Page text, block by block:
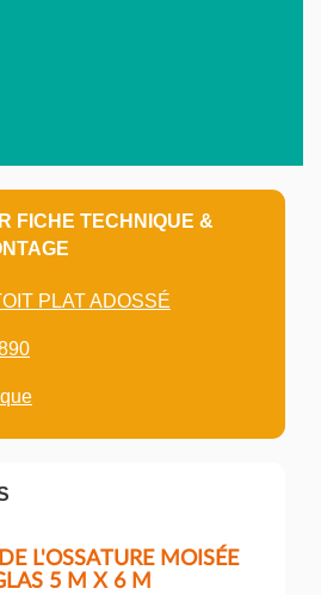
FICHE TECHNIQUE &
PLAT ADOSSÉ
L'OSSATURE MOISÉE
5 M X 6 M